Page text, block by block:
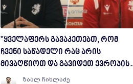
"ყველაფერს გავაკეთებთ, რომ
ჩვენი საწადელი რაც არის
მივაღწიოთ და გავიდეთ ევროპის
ჩემპიონატზე" - ოთო მამაგეიშვილი
ზაალ ჩიხლაძე